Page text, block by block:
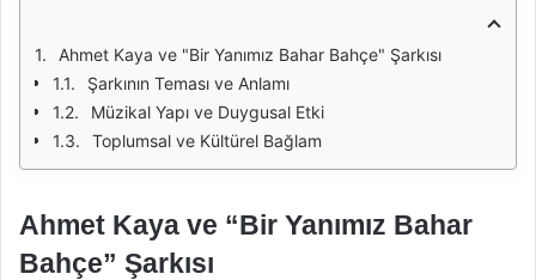
Ahmet Kaya ve "Bir Yanımız Bahar Bahçe" Şarkısı
Şarkının Teması ve Anlamı
Müzikal Yapı ve Duygusal Etki
Toplumsal ve Kültürel Bağlam
Ahmet Kaya ve “Bir Yanımız Bahar
Bahçe” Şarkısı